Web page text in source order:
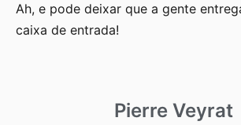
Ah, e pode deixar que a gente
caixa de entrada!
Pierre Veyrat